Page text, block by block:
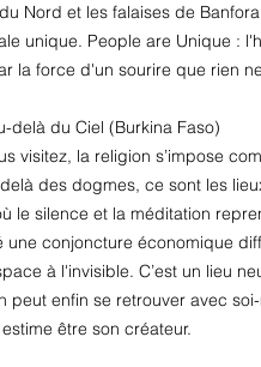
Nord et les falaises de
unique. People are Unique :
la force d'un sourire que rien
delà du Ciel (Burkina Faso)
visitez, la religion s’impose
des dogmes, ce sont les
le silence et la méditation
une conjoncture économique
à l'invisible. C’est un lieu
peut enfin se retrouver avec
être son créateur.